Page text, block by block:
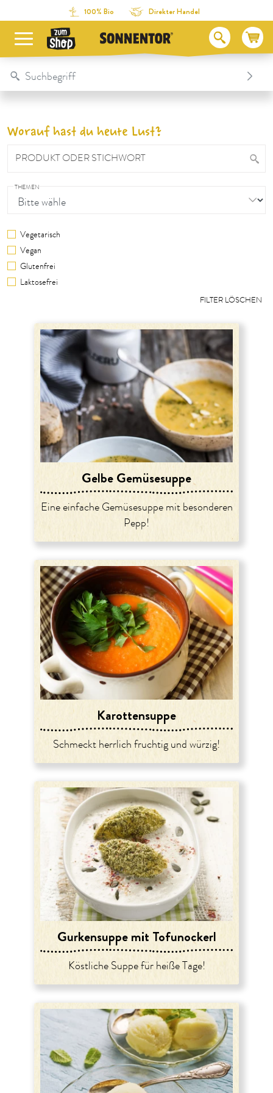
Direkt zum Inhalt
Zum Inhaltsverzeichnis
Direkt zum Menü 100% Bio Direkter Handel
Table Of Content
Worauf hast du heute Lust?
PRODUKT ODER STICHWORT
THEMEN
Vegetarisch
Vegan
Glutenfrei
Laktosefrei
FILTER LÖSCHEN
Gelbe Gemüsesuppe
Eine einfache Gemüsesuppe mit besonderen
Pepp!
Karottensuppe
Schmeckt herrlich fruchtig und würzig!
Gurkensuppe mit Tofunockerl
Köstliche Suppe für heiße Tage!